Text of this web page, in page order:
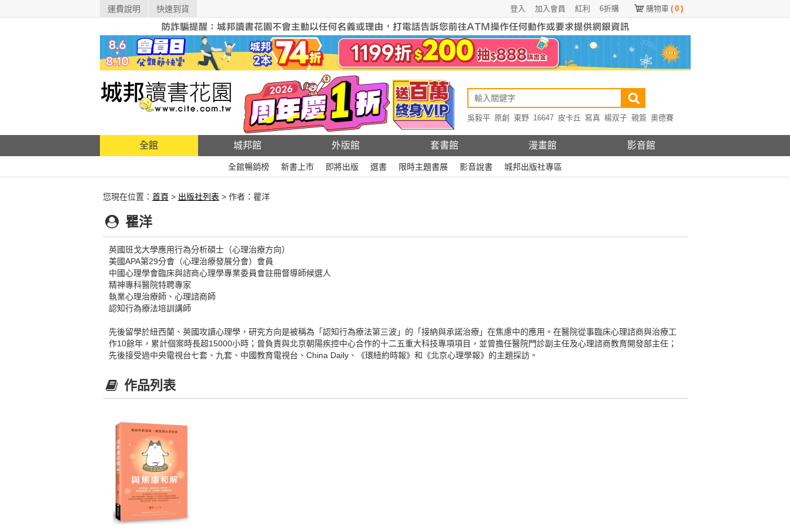
運費說明 快速到貨 購物車 ( 0 )
6折購
紅利
加入會員
登入
吳毅平 原創 東野 16647 皮卡丘 寫真 楊双子 親簽 奧德賽
全館 城邦館 外版館 套書館 漫畫館 影音館
全館暢銷榜 新書上市 即將出版 選書 限時主題書展 影音說書 城邦出版社專區
您現在位置： 首頁 > 出版社列表 > 作者：瞿洋
瞿洋
英國班戈大學應用行為分析碩士（心理治療方向）
美國APA第29分會（心理治療發展分會）會員
中國心理學會臨床與諮商心理學專業委員會註冊督導師候選人
精神專科醫院特聘專家
執業心理治療師、心理諮商師
認知行為療法培訓講師
先後留學於紐西蘭、英國攻讀心理學，研究方向是被稱為「認知行為療法第三波」的「接納與承諾治療」在焦慮中的應用。在醫院從事臨床心理諮商與治療工
作10餘年，累計個案時長超15000小時；曾負責與北京朝陽疾控中心合作的十二五重大科技專項項目，並曾擔任醫院門診副主任及心理諮商教育開發部主任；
先後接受過中央電視台七套、九套、中國教育電視台、China Daily、《環紐約時報》和《北京心理學報》的主題採訪。
作品列表